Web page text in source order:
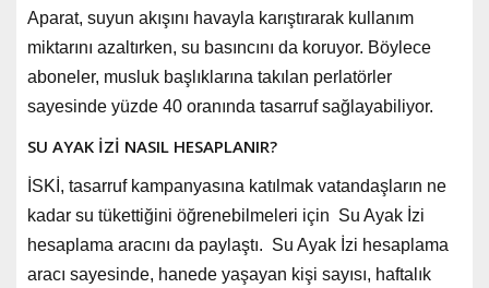
Aparat, suyun akışını havayla karıştırarak kullanım
miktarını azaltırken, su basıncını da koruyor. Böylece
aboneler, musluk başlıklarına takılan perlatörler
sayesinde yüzde 40 oranında tasarruf sağlayabiliyor.
SU AYAK İZİ NASIL HESAPLANIR?
İSKİ, tasarruf kampanyasına katılmak vatandaşların ne
kadar su tükettiğini öğrenebilmeleri için Su Ayak İzi
hesaplama aracını da paylaştı. Su Ayak İzi hesaplama
aracı sayesinde, hanede yaşayan kişi sayısı, haftalık